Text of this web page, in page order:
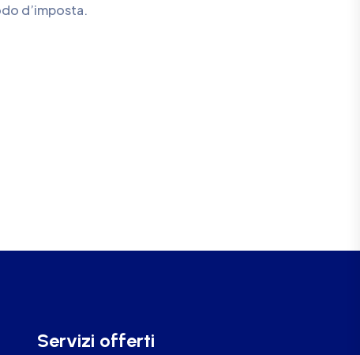
d’imposta.
Servizi offerti